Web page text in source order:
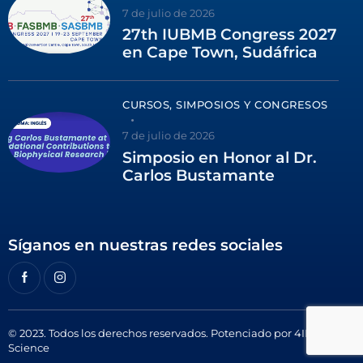
7 de julio de 2026
27th IUBMB Congress 2027
en Cape Town, Sudáfrica
CURSOS, SIMPOSIOS Y CONGRESOS
7 de julio de 2026
Simposio en Honor al Dr.
Carlos Bustamante
Síganos en nuestras redes sociales
© 2023. Todos los derechos reservados. Potenciado por4ID
Science